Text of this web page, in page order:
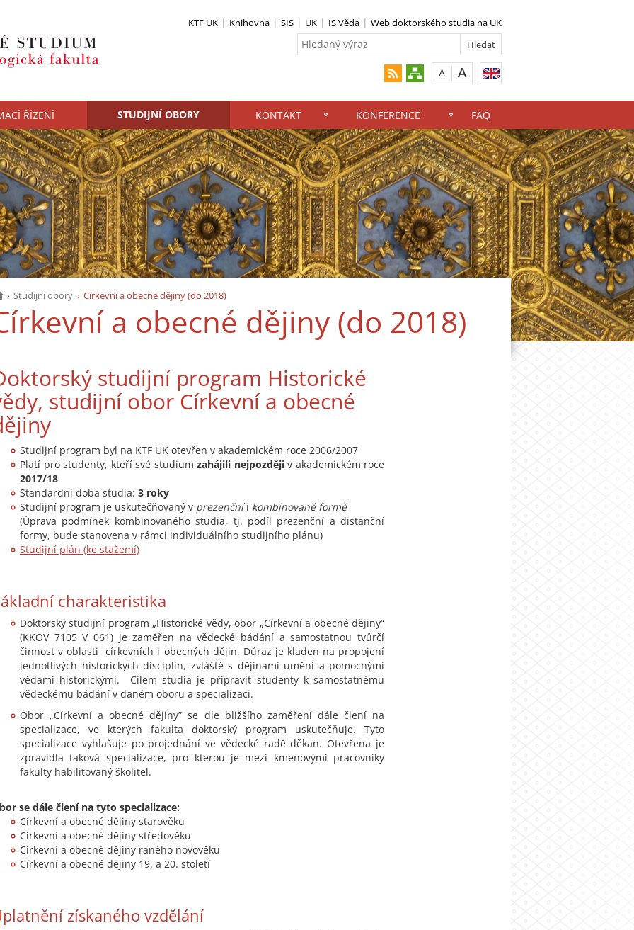
KTF UK Knihovna SIS UK IS Věda Web doktorského studia na UK
ŘÍZENÍ STUDIJNÍ OBORY KONTAKT KONFERENCE FAQ
Studijní obory Církevní a obecné dějiny (do 2018)
a obecné dějiny (do 2018)
studijní program Historické
studijní obor Církevní a obecné
Studijní program byl na KTF UK otevřen v akademickém roce 2006/2007
Platí pro studenty, kteří své studium zahájili nejpozdějiv akademickém roce
2017/18
Standardní doba studia: 3 roky
Studijní program je uskutečňovaný v prezenčníi kombinované formě
(Úprava podmínek kombinovaného studia, tj. podíl prezenční a distanční
formy, bude stanovena v rámci individuálního studijního plánu)
Studijní plán (ke stažemí)
charakteristika
Doktorský studijní program „Historické vědy, obor „Církevní a obecné dějiny“
(KKOV 7105 V 061) je zaměřen na vědecké bádání a samostatnou tvůrčí
činnost v oblasti církevních i obecných dějin. Důraz je kladen na propojení
jednotlivých historických disciplín, zvláště s dějinami umění a pomocnými
vědami historickými. Cílem studia je připravit studenty k samostatnému
vědeckému bádání v daném oboru a specializaci.
Obor „Církevní a obecné dějiny” se dle bližšího zaměření dále člení na
specializace, ve kterých fakulta doktorský program uskutečňuje. Tyto
specializace vyhlašuje po projednání ve vědecké radě děkan. Otevřena je
zpravidla taková specializace, pro kterou je mezi kmenovými pracovníky
fakulty habilitovaný školitel.
se dále člení na tyto specializace:
Církevní a obecné dějiny starověku
Církevní a obecné dějiny středověku
Církevní a obecné dějiny raného novověku
Církevní a obecné dějiny 19. a 20. století
získaného vzdělání